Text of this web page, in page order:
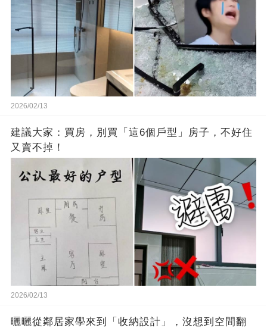
2026/02/13
建議大家：買房，別買「這6個戶型」房子，不好住
又賣不掉！
2026/02/13
曬曬從鄰居家學來到「收納設計」，沒想到空間翻